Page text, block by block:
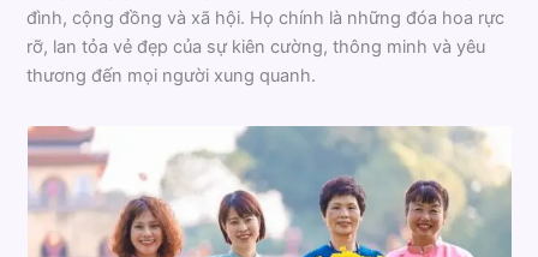
đình, cộng đồng và xã hội. Họ chính là những đóa hoa rực
rỡ, lan tỏa vẻ đẹp của sự kiên cường, thông minh và yêu
thương đến mọi người xung quanh.